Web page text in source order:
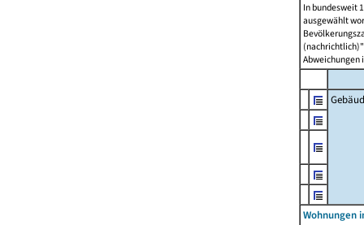
In bundesweit
ausgewählt
Abweichungen
Wohnungen